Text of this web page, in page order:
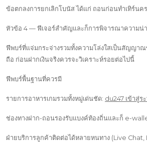
ข้อตกลงการยกเลิกโบนัส ได้แก่ ถอนก่อนทำเทิร์นค
หัวข้อ 4 — ฟีเจอร์สำคัญและก็การพิจารณาความน่า
ฟีพบร์ที่แจ่มกระจ่างรวมทั้งความโล่งใสเป็นสัญญา
ถือ ก่อนฝากเงินจริงควรจะวิเคราะห์รอยต่อไปนี้
ฟีพบร์พื้นฐานที่ควรมี
รายการอาหารเกมรวมทั้งหมู่เด่นชัด: du247 เข้าสู่ร
ช่องทางฝาก-ถอนรองรับแบงค์ท้องถิ่นและก็ e-
ฝ่ายบริการลูกค้าติดต่อได้หลายหนทาง (Live Chat,